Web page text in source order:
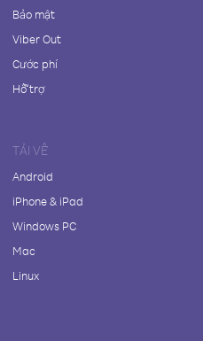
Bảo mật
Viber Out
Cước phí
Hỗ trợ
TẢI VỀ
Android
iPhone & iPad
Windows PC
Mac
Linux